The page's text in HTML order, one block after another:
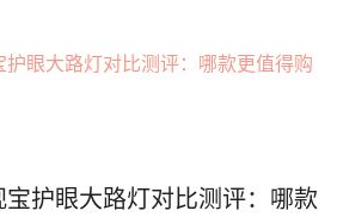
护眼大路灯对比测评：哪款